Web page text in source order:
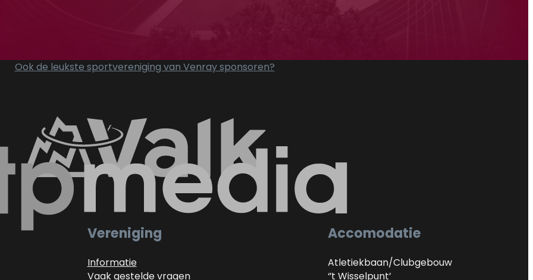
Ook de leukste sportvereniging van Venray sponsoren?
Vereniging
Informatie
Vaak gestelde vragen
Accomodatie
Atletiekbaan/Clubgebouw
‘’t Wisselpunt’